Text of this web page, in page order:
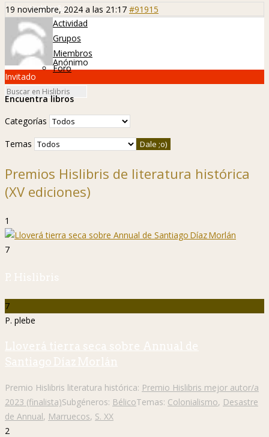
Hislibreños
Actividad
Grupos
Miembros
Foro
19 noviembre, 2024 a las 21:17 #91915
Anónimo
Invitado
Encuentra libros
Categorías
Temas
Premios Hislibris de literatura histórica
(XV ediciones)
1
7
P. Hislibris
7
P. plebe
Lloverá tierra seca sobre Annual de
Santiago Díaz Morlán
Premio Hislibris literatura histórica: Premio Hislibris mejor autor/a
2023 (finalista)Subgéneros: BélicoTemas: Colonialismo, Desastre
de Annual, Marruecos, S. XX
2